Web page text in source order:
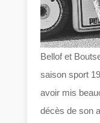
Bellof et
saison sport
avoir mis
décès de son